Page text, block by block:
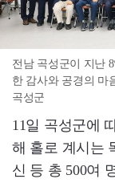
전남 곡성군이 지난
한 감사와 공경의 마
곡성군
11일 곡성군에
해 홀로 계시는
신 등 총 500여